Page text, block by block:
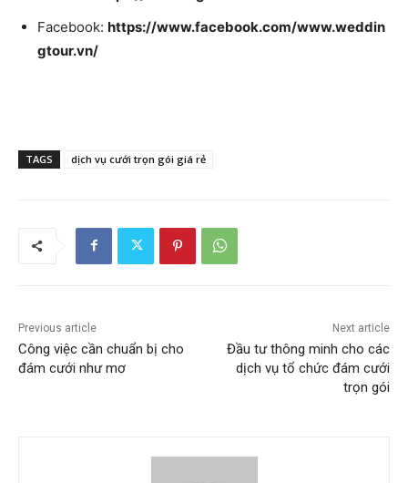
Facebook: https://www.facebook.com/www.weddin
gtour.vn/
TAGS dịch vụ cưới trọn gói giá rẻ
Previous article
Công việc cần chuẩn bị cho
đám cưới như mơ
Next article
Đầu tư thông minh cho các
dịch vụ tổ chức đám cưới
trọn gói